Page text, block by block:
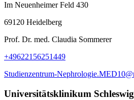
Im Neuenheimer Feld 430
69120 Heidelberg
Prof. Dr. med. Claudia Sommerer
+49622156251449
Studienzentrum-
Universitätsklinikum